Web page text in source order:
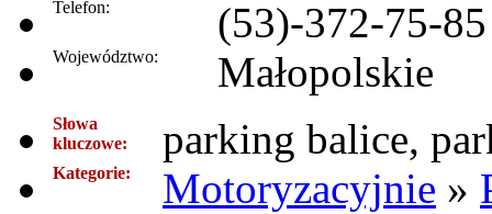
Telefon: (53)-372-75-85
Województwo: Małopolskie
Słowa
kluczowe:
parking balice,
Kategorie: Motoryzacyjnie »